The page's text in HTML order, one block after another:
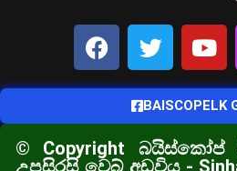
BAISCOPELK
© Copyright බයිස්කෝප්